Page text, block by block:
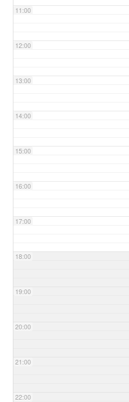
11:00
12:00
13:00
14:00
15:00
16:00
17:00
18:00
19:00
20:00
21:00
22:00